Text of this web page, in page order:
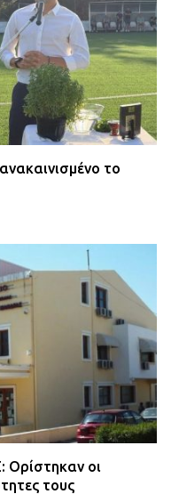
ΕΙΔΥΛΛΙΑΣ: Δύο
οχήματα 4×4
Προστασία
επιτέθηκε με
σε δύο
τα ναρκωτικά
για να μη τα βρει
χωρίς
από
την οδό Άρεως –
χλμ. μέσα στη
το
οι
τους